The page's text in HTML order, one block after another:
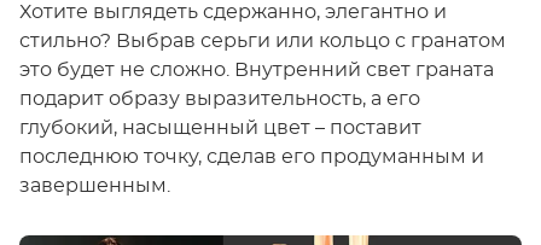
Хотите выглядеть сдержанно, элегантно и
стильно? Выбрав серьги или кольцо с гранатом
это будет не сложно. Внутренний свет граната
подарит образу выразительность, а его
глубокий, насыщенный цвет – поставит
последнюю точку, сделав его продуманным и
завершенным.